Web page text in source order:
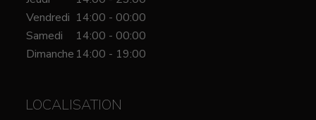
Vendredi 14:00 - 00:00
Samedi
14:00 - 00:00
Dimanche 14:00 - 19:00
LOCALISATION